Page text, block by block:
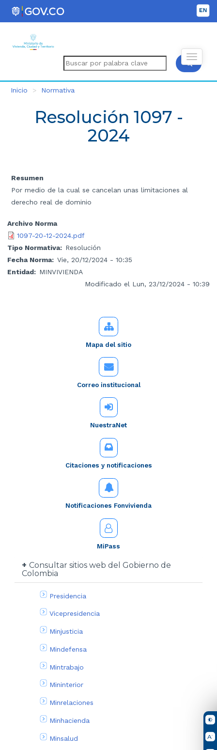
Inicio Normativa
Resolución 1097 -
2024
Resumen
Por medio de la cual se cancelan unas limitaciones al
derecho real de dominio
Archivo Norma
1097-20-12-2024.pdf
Tipo Normativa
Resolución
Fecha Norma
Vie, 20/12/2024 - 10:35
Entidad
MINVIVIENDA
Modificado el Lun, 23/12/2024 - 10:39
Mapa del sitio
Correo institucional
NuestraNet
Citaciones y notificaciones
Notificaciones Fonvivienda
MiPass
Consultar sitios web del Gobierno de
Colombia
Presidencia
Vicepresidencia
Minjusticia
Mindefensa
Mintrabajo
Mininterior
Minrelaciones
Minhacienda
Minsalud